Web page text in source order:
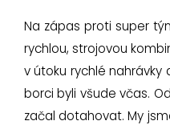
Na zápas proti super
rychlou, strojovou
v útoku rychlé
borci byli všude včas.
začal dotahovat. My